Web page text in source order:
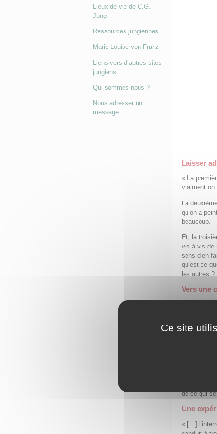
Lieux de vie de C.G.
Jung
Ressources jungiennes
Marie Louise von Franz
Liens vers d’autres sites
jungiens
Qui sommes nous ?
Nous adresser un
message
Laisser
« La
vraiment on
La
qu’on a
beaucoup.
Et, la
vis-à-vis de
sens d’en
qu’est-ce
les autres ?
Vers une
sommes,
de siècles
de ce qui
Une
« […]
Ce site